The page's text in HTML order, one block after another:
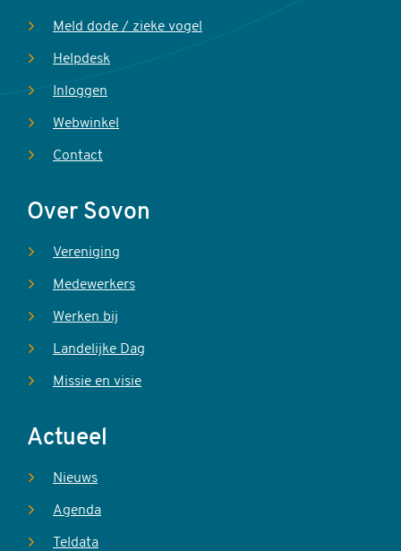
Meld dode / zieke vogel
Helpdesk
Inloggen
Webwinkel
Contact
Over Sovon
Vereniging
Medewerkers
Werken bij
Landelijke Dag
Missie en visie
Actueel
Nieuws
Agenda
Teldata